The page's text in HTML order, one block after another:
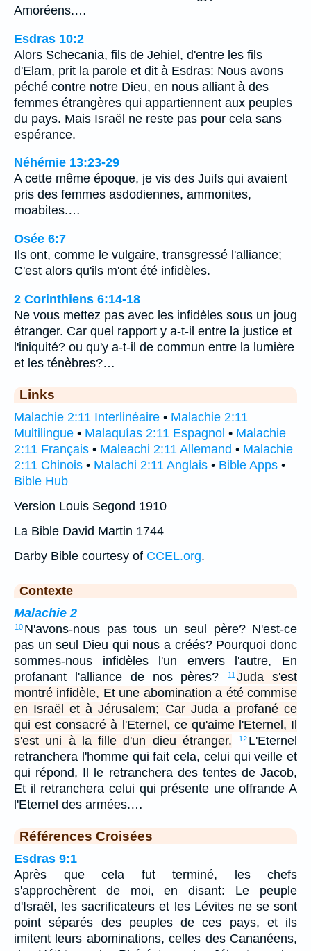
Amoréens.…
Esdras 10:2
Alors Schecania, fils de Jehiel, d'entre les fils
d'Elam, prit la parole et dit à Esdras: Nous avons
péché contre notre Dieu, en nous alliant à des
femmes étrangères qui appartiennent aux peuples
du pays. Mais Israël ne reste pas pour cela sans
espérance.
Néhémie 13:23-29
A cette même époque, je vis des Juifs qui avaient
pris des femmes asdodiennes, ammonites,
moabites.…
Osée 6:7
Ils ont, comme le vulgaire, transgressé l'alliance;
C'est alors qu'ils m'ont été infidèles.
2 Corinthiens 6:14-18
Ne vous mettez pas avec les infidèles sous un joug
étranger. Car quel rapport y a-t-il entre la justice et
l'iniquité? ou qu'y a-t-il de commun entre la lumière
et les ténèbres?…
Links
Malachie 2:11 Interlinéaire • Malachie 2:11
Multilingue • Malaquías 2:11 Espagnol • Malachie
2:11 Français • Maleachi 2:11 Allemand • Malachie
2:11 Chinois • Malachi 2:11 Anglais • Bible Apps •
Bible Hub
Version Louis Segond 1910
La Bible David Martin 1744
Darby Bible courtesy of CCEL.org.
Contexte
Malachie 2
10 N'avons-nous pas tous un seul père? N'est-ce
pas un seul Dieu qui nous a créés? Pourquoi donc
sommes-nous infidèles l'un envers l'autre, En
profanant l'alliance de nos pères?
11 Juda s'est
montré infidèle, Et une abomination a été commise
en Israël et à Jérusalem; Car Juda a profané ce
qui est consacré à l'Eternel, ce qu'aime l'Eternel, Il
s'est uni à la fille d'un dieu étranger.
12 L'Eternel
retranchera l'homme qui fait cela, celui qui veille et
qui répond, Il le retranchera des tentes de Jacob,
Et il retranchera celui qui présente une offrande A
l'Eternel des armées.…
Références Croisées
Esdras 9:1
Après que cela fut terminé, les chefs
s'approchèrent de moi, en disant: Le peuple
d'Israël, les sacrificateurs et les Lévites ne se sont
point séparés des peuples de ces pays, et ils
imitent leurs abominations, celles des Cananéens,